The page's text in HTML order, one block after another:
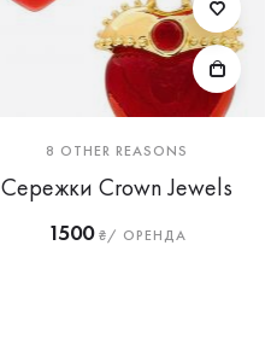
8 OTHER REASONS
Сережки Crown Jewels
1500₴/ ОРЕНДА